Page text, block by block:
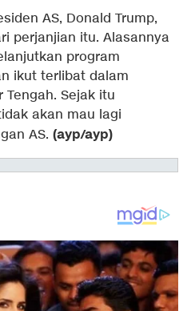
AS, Donald Trump,
perjanjian itu. Alasannya
program
ikut terlibat dalam
Sejak itu
akan mau lagi
AS. (ayp/ayp)